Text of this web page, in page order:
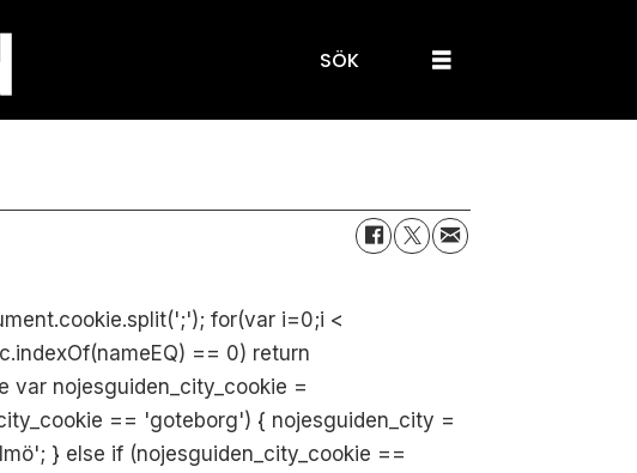
SÖK
for(var i=0;i <
== 0) return
var nojesguiden_city_cookie =
== 'goteborg') { nojesguiden_city =
} else if (nojesguiden_city_cookie ==